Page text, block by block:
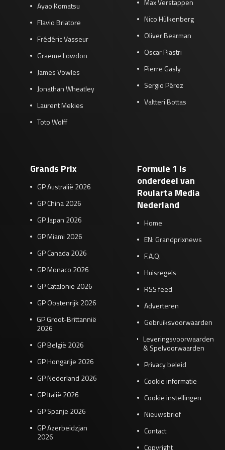
Ayao Komatsu
Flavio Briatore
Frédéric Vasseur
Graeme Lowdon
James Vowles
Jonathan Wheatley
Laurent Mekies
Toto Wolff
Max Verstappen
Nico Hülkenberg
Oliver Bearman
Oscar Piastri
Pierre Gasly
Sergio Pérez
Valtteri Bottas
Grands Prix
GP Australië 2026
GP China 2026
GP Japan 2026
GP Miami 2026
GP Canada 2026
GP Monaco 2026
GP Catalonië 2026
GP Oostenrijk 2026
GP Groot-Brittannië
2026
GP België 2026
GP Hongarije 2026
GP Nederland 2026
GP Italië 2026
GP Spanje 2026
GP Azerbeidzjan
2026
Formule 1 is
onderdeel van
Roularta Media
Nederland
Home
EN: Grandprixnews
F.A.Q.
Huisregels
RSS feed
Adverteren
Gebruiksvoorwaarden
Leveringsvoorwaarden
& Spelvoorwaarden
Privacy beleid
Cookie informatie
Cookie instellingen
Nieuwsbrief
Contact
Copyright